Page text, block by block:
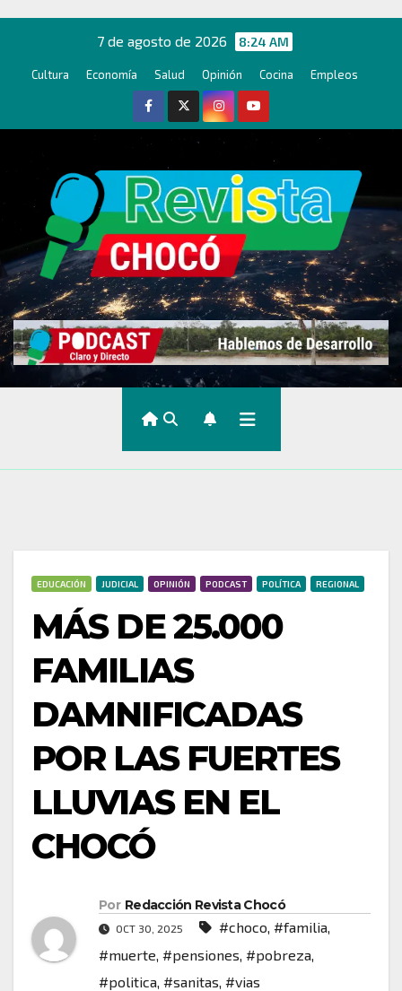
contenido
7 de agosto de 2026 8:24 AM
Cultura Economía Salud Opinión Cocina Empleos
EDUCACIÓN JUDICIAL OPINIÓN PODCAST POLÍTICA REGIONAL
MÁS DE 25.000
FAMILIAS
DAMNIFICADAS
POR LAS FUERTES
LLUVIAS EN EL
CHOCÓ
Por Redacción Revista Chocó
OCT 30, 2025 #choco, #familia,
#muerte, #pensiones, #pobreza,
#politica, #sanitas, #vias